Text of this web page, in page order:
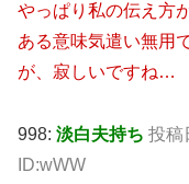
やっぱり私の伝え方
ある意味気遣い無用
が、寂しいですね…
998: 淡白夫持ち 投稿
ID:wWW